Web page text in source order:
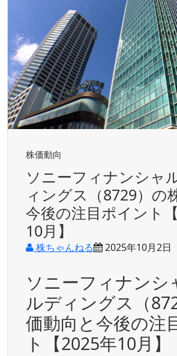
株価動向
ソニーフィナンシャ
ィングス（8729）の
今後の注目ポイント
10月】
株ちゃんねる 2025年10月2日
ソニーフィナンシ
ルディングス（
価動向と今後の注
ト【2025年10月】